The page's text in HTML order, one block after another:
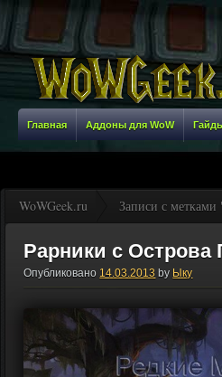
Главная Аддоны для WoW
WoWGeek.ru Записи с метками
Рарники с Острова
Опубликовано 14.03.2013 by Ыку